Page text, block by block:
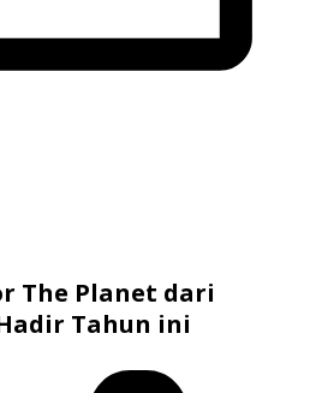
The Planet dari
Tahun ini